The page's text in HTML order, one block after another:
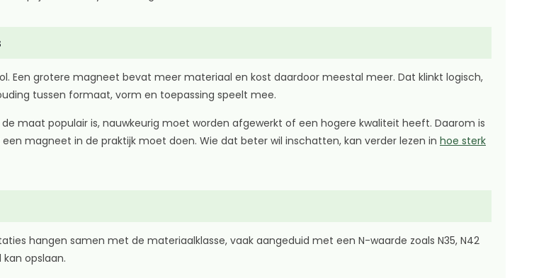
Een grotere magneet bevat meer materiaal en kost daardoor meestal meer. Dat klinkt logisch,
tussen formaat, vorm en toepassing speelt mee.
maat populair is, nauwkeurig moet worden afgewerkt of een hogere kwaliteit heeft. Daarom is
magneet in de praktijk moet doen. Wie dat beter wil inschatten, kan verder lezen in hoe sterk
hangen samen met de materiaalklasse, vaak aangeduid met een N-waarde zoals N35, N42
opslaan.